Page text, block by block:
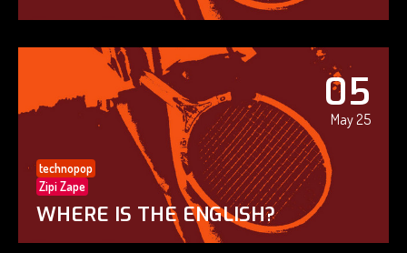
05
May 25
technopop
Zipi Zape
WHERE IS THE ENGLISH?